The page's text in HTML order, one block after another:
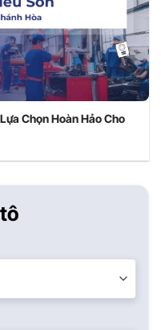
Chọn Hoàn Hảo Cho